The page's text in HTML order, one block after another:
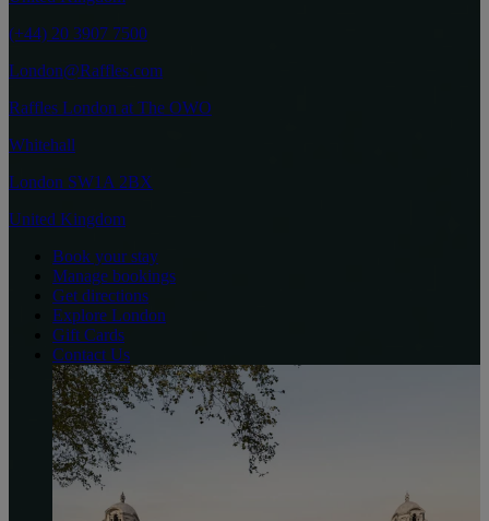
(+44) 20 3907 7500
London@Raffles.com
Raffles London at The OWO
Whitehall
London SW1A 2BX
United Kingdom
Book your stay
Manage bookings
Get directions
Explore London
Gift Cards
Contact Us